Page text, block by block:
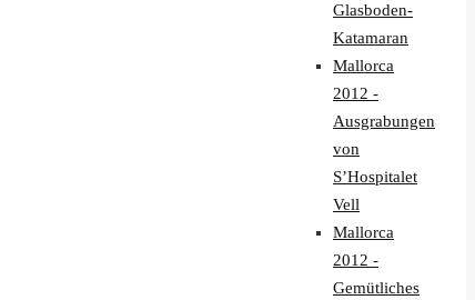
Glasboden-
Katamaran
Mallorca
2012 -
Ausgrabungen
von
S’Hospitalet
Vell
Mallorca
2012 -
Gemütliches